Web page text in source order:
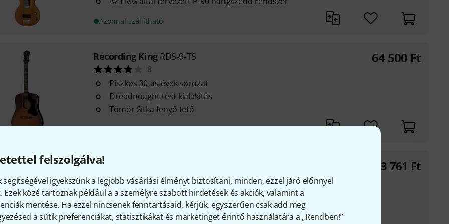
felszolgálva!
segítségével igyekszünk a legjobb vásárlási élményt biztosítani, minden, ezzel járó előnnyel
Ezek közé tartoznak például a a személyre szabott hirdetések és akciók, valamint a
mentése. Ha ezzel nincsenek fenntartásaid, kérjük, egyszerűen csak add meg
a sütik preferenciákat, statisztikákat és marketinget érintő használatára a „Rendben!”
Azonnal szállítható
Recording King RDS-9-TS
8
Piszkos 30-as évek sorozat
Dreadnought test kialakítás
Tömör Sitka fenyő tető
Azonnal szállítható
64 500 Ft
Recording King
5
Kivitel: Parlor Style Roundneck
Rezonátor: RK handpun 9,5" kúp
Test: Harang sárgaréz, nikkelezett
263 761 Ft